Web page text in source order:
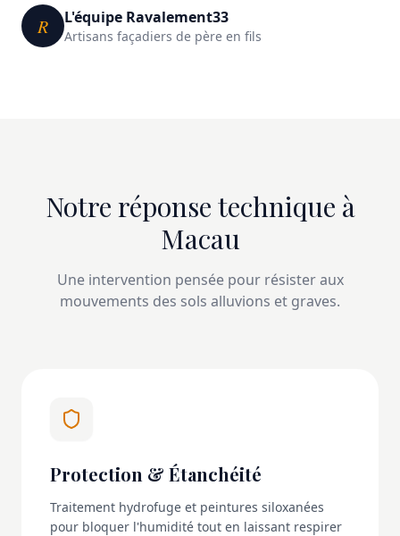
R L'équipe Ravalement33
Artisans façadiers de père en fils
Notre réponse technique à
Macau
Une intervention pensée pour résister aux
mouvements des sols alluvions et graves.
Protection & Étanchéité
Traitement hydrofuge et peintures siloxanées
pour bloquer l'humidité tout en laissant respirer